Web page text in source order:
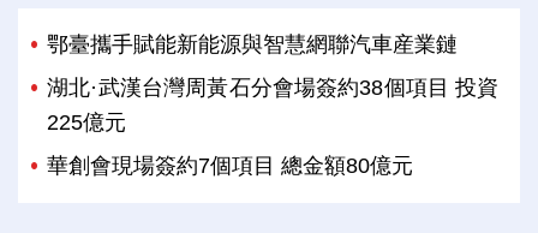
鄂臺攜手賦能新能源與智慧網聯汽車産業鏈
湖北·武漢台灣周黃石分會場簽約38個項目 投資
225億元
華創會現場簽約7個項目 總金額80億元